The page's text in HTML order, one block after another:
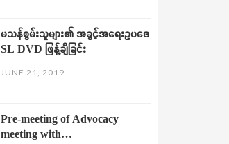
မသန်စွမ်းသူများ၏ အခွင့်အရေးဥပဒေ
SL DVD ဖြန့်ချိခြင်း
JUNE 21, 2019
Pre-meeting of Advocacy
meeting with…